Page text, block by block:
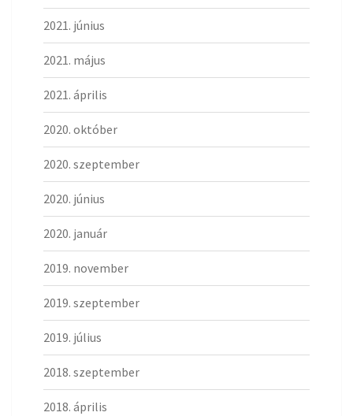
2021. június
2021. május
2021. április
2020. október
2020. szeptember
2020. június
2020. január
2019. november
2019. szeptember
2019. július
2018. szeptember
2018. április